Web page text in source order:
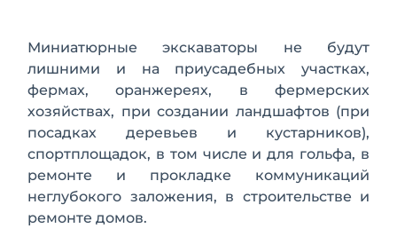
Миниатюрные экскаваторы не будут
лишними и на приусадебных участках,
фермах, оранжереях, в фермерских
хозяйствах, при создании ландшафтов (при
посадках деревьев и кустарников),
спортплощадок, в том числе и для гольфа, в
ремонте и прокладке коммуникаций
неглубокого заложения, в строительстве и
ремонте домов.